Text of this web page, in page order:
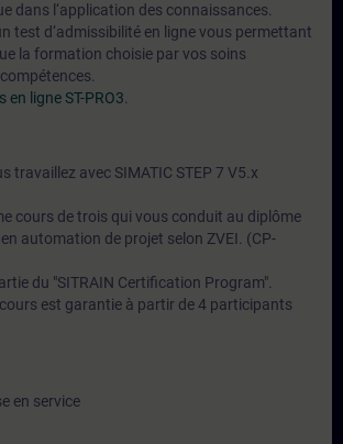
dans l‘application des connaissances.
test d‘admissibilité en ligne vous permettant
la formation choisie par vos soins
en ligne ST-PRO3
travaillez avec SIMATIC STEP 7 V5.x
cours de trois qui vous conduit au diplôme
automation de projet selon ZVEI. (CP-
du "SITRAIN Certification Program".
est garantie à partir de 4 participants
en service